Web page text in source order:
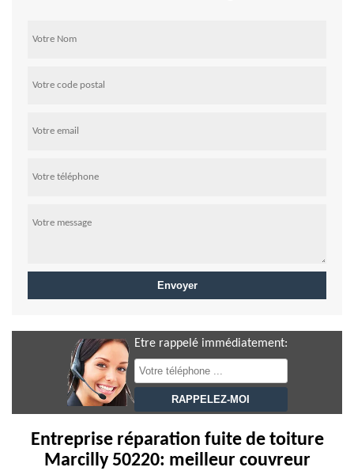
Etre rappelé immédiatement:
Entreprise réparation fuite de toiture
Marcilly 50220: meilleur couvreur